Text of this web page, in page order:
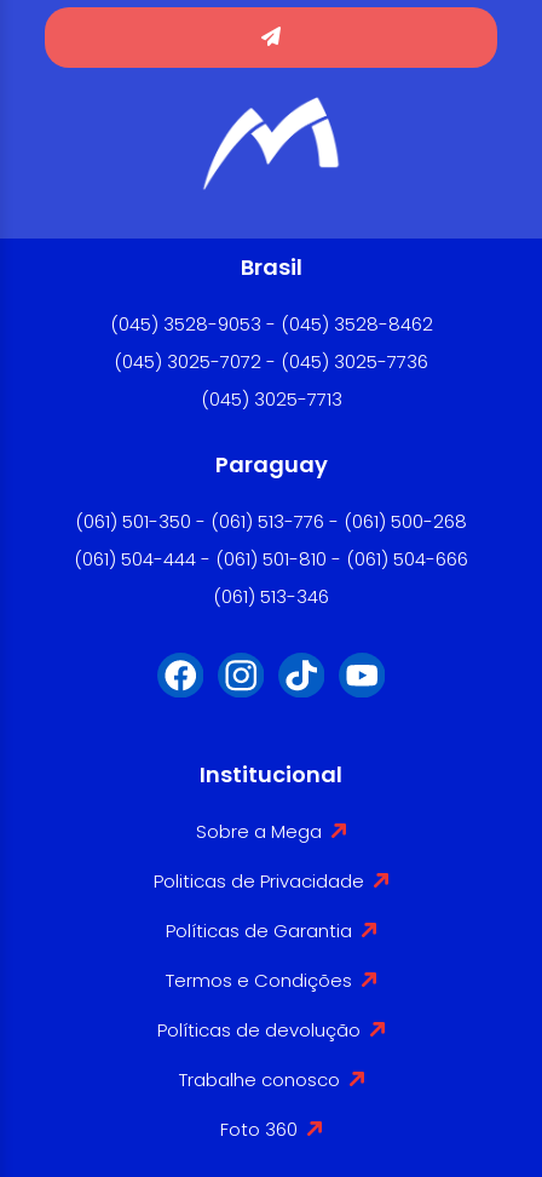
Brasil
(045) 3528-9053 - (045) 3528-8462
(045) 3025-7072 - (045) 3025-7736
(045) 3025-7713
Paraguay
(061) 501-350 - (061) 513-776 - (061) 500-268
(061) 504-444 - (061) 501-810 - (061) 504-666
(061) 513-346
Institucional
Sobre a Mega
Politicas de Privacidade
Políticas de Garantia
Termos e Condições
Políticas de devolução
Trabalhe conosco
Foto 360